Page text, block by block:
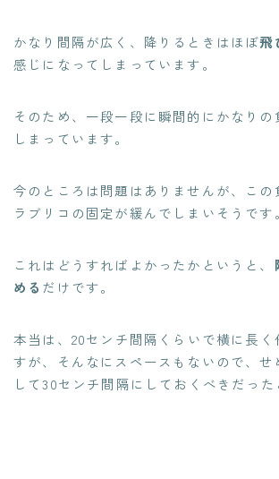
かなり間隔が広く、降りるときはほぼ飛
感じになってしまっています。
そのため、一段一段に瞬間的にかなりの
しまっています。
今のところは問題はありませんが、この
ラブリコの固定が緩んでしまいそうです。
これはどうすればよかったかというと、
める だけです。
本当は、20センチ間隔くらいで横に長く
すが、そんなにスペースもないので、せ
して30センチ間隔にしておくべきだった